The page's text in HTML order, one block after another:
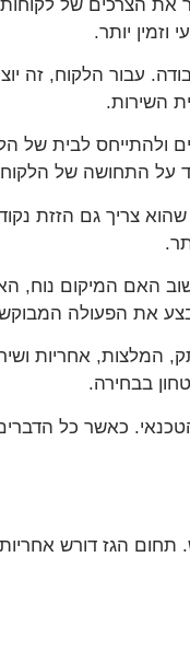
את הצרכים של
יותר.
עבור הלקוח, זה
השירות.
ולהתייחס לבית של
על התחושה של
צריך גם הזזת
האם המיקום נוח,
את הפעולה
המלצות, אחריות
כאשר כל
הגז דורש אחריות,